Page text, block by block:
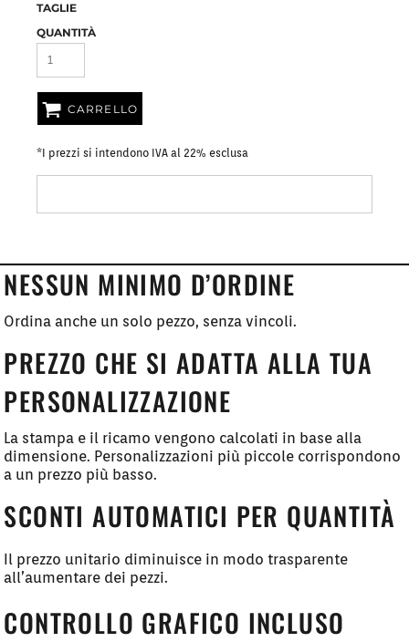
TAGLIE
QUANTITÀ
CARRELLO
*I prezzi si intendono IVA al 22% esclusa
NESSUN MINIMO D’ORDINE
Ordina anche un solo pezzo, senza vincoli.
PREZZO CHE SI ADATTA ALLA TUA
PERSONALIZZAZIONE
La stampa e il ricamo vengono calcolati in base alla
dimensione. Personalizzazioni più piccole corrispondono
a un prezzo più basso.
SCONTI AUTOMATICI PER QUANTITÀ
Il prezzo unitario diminuisce in modo trasparente
all’aumentare dei pezzi.
CONTROLLO GRAFICO INCLUSO